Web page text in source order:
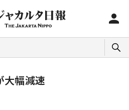
大幅減速